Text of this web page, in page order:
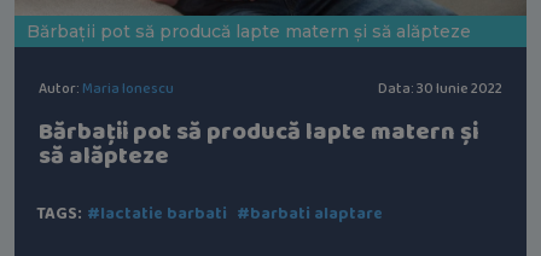
Bărbații pot să producă lapte matern și să alăpteze
Autor: Maria Ionescu Data: 30 Iunie 2022
Bărbații pot să producă lapte matern și
să alăpteze
TAGS: #lactatie barbati #barbati alaptare